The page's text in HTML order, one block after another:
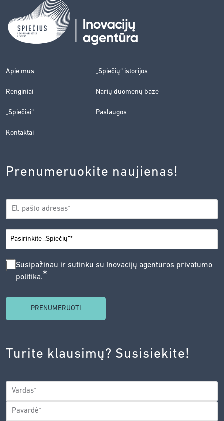
Apie mus „Spiečių“ istorijos
Renginiai Narių duomenų bazė
„Spiečiai“ Paslaugos
Kontaktai
Prenumeruokite naujienas!
EL.
PAŠTAS*
MIESTAS*
SUSIPAŽINAU
SUTINKU
AGENTŪROS
PRIVATUMO
POLITIKA.*
Susipažinau ir sutinku su Inovacijų agentūros privatumo
politika.*
Turite klausimų? Susisiekite!
VARDAS*
Vardas